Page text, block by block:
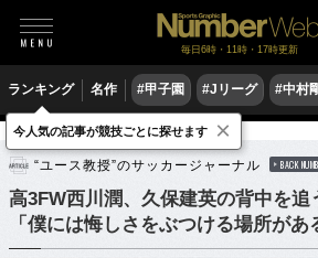
毎日6時・11時・17時更新
ランキング 名作 #甲子園 #Jリーグ #中村
サッカー 高校サッカー
“ユース教授”のサッカージャーナル BACK
高3FW西川潤、久保建英の背中を追
「僕には悔しさをぶつける場所があ
今人気の記事が競技ごとに探せます ×